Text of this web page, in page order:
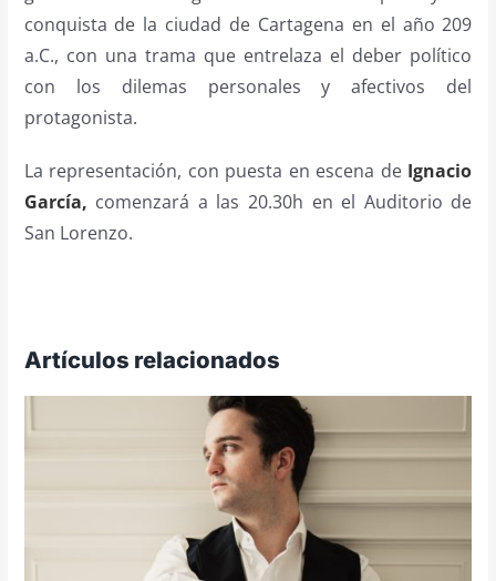
conquista de la ciudad de Cartagena en el año 209
a.C., con una trama que entrelaza el deber político
con los dilemas personales y afectivos del
protagonista.
La representación, con puesta en escena de Ignacio
García, comenzará a las 20.30h en el Auditorio de
San Lorenzo.
Artículos relacionados